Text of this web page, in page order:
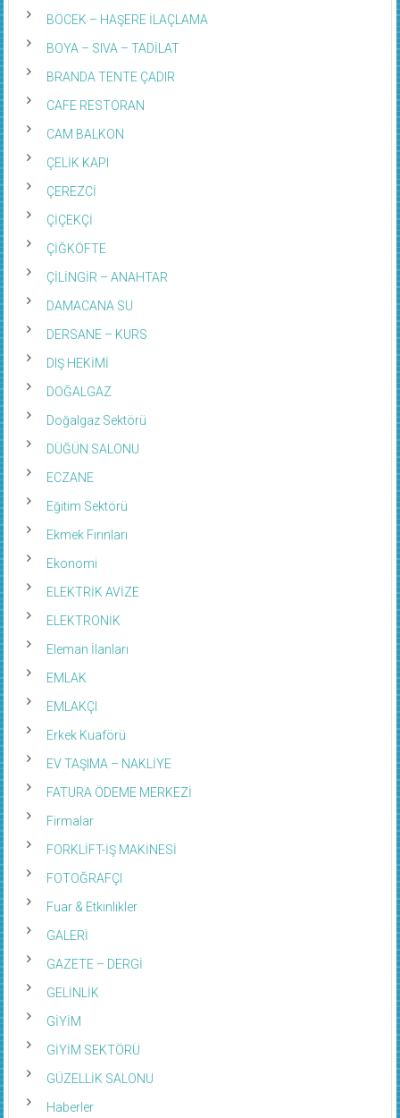
BÖCEK – HAŞERE İLAÇLAMA
BOYA – SIVA – TADİLAT
BRANDA TENTE ÇADIR
CAFE RESTORAN
CAM BALKON
ÇELİK KAPI
ÇEREZCİ
ÇİÇEKÇİ
ÇİĞKÖFTE
ÇİLİNGİR – ANAHTAR
DAMACANA SU
DERSANE – KURS
DIŞ HEKİMİ
DOĞALGAZ
Doğalgaz Sektörü
DÜĞÜN SALONU
ECZANE
Eğitim Sektörü
Ekmek Fırınları
Ekonomi
ELEKTRİK AVİZE
ELEKTRONİK
Eleman İlanları
EMLAK
EMLAKÇI
Erkek Kuaförü
EV TAŞIMA – NAKLİYE
FATURA ÖDEME MERKEZİ
Firmalar
FORKLİFT-İŞ MAKİNESİ
FOTOĞRAFÇI
Fuar & Etkinlikler
GALERİ
GAZETE – DERGİ
GELİNLİK
GİYİM
GİYİM SEKTÖRÜ
GÜZELLİK SALONU
Haberler